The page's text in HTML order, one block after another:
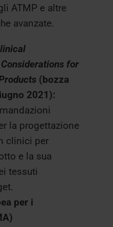
ATMP e altre
avanzate.
for
(bozza
2021):
la progettazione
clinici per
e la sua
tessuti
per i